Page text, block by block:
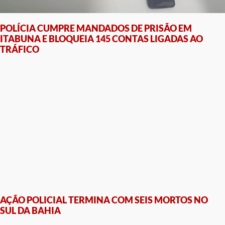
POLÍCIA CUMPRE MANDADOS DE PRISÃO EM
ITABUNA E BLOQUEIA 145 CONTAS LIGADAS AO
TRÁFICO
AÇÃO POLICIAL TERMINA COM SEIS MORTOS NO
SUL DA BAHIA